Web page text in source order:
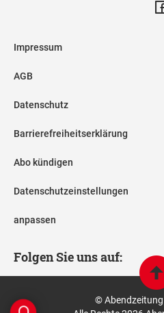
Impressum
AGB
Datenschutz
Barrierefreiheitserklärung
Abo kündigen
Datenschutzeinstellungen
anpassen
Folgen Sie uns auf:
© Abendzeitung